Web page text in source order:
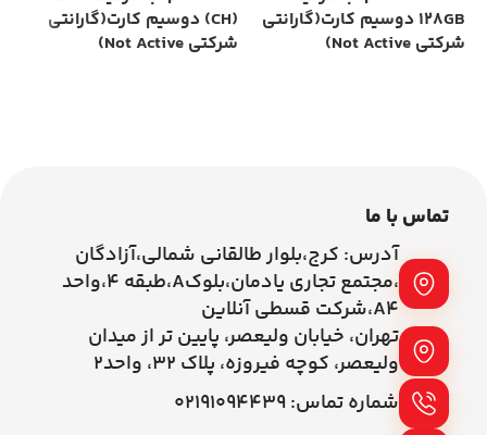
128GB دوسیم کارت(گارانتی
شرکتی Not Active)
(CH) دوسیم کارت(گارانتی
شرکتی Not Active)
تماس با ما
آدرس: کرج،بلوار طالقانی شمالی،آزادگان
،مجتمع تجاری یادمان،بلوکA،طبقه ۴،واحد
A4،شرکت قسطی آنلاین
تهران، خیابان ولیعصر، پایین تر از میدان
ولیعصر، کوچه فیروزه، پلاک 32، واحد2
شماره تماس: ۰۲۱۹۱۰۹۴۴۳۹